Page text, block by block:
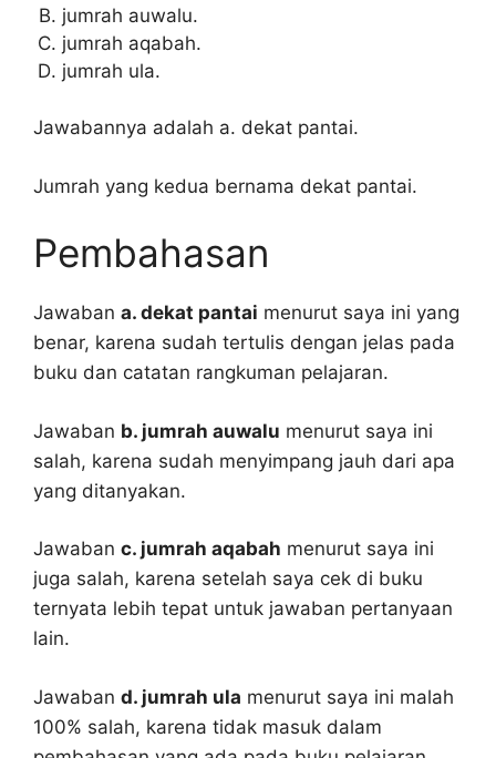
jumrah auwalu.
jumrah aqabah.
jumrah ula.
Jawabannya adalah a. dekat pantai.
Jumrah yang kedua bernama dekat pantai.
Pembahasan
Jawaban a. dekat pantai menurut saya ini yang
benar, karena sudah tertulis dengan jelas pada
buku dan catatan rangkuman pelajaran.
Jawaban b. jumrah auwalu menurut saya ini
salah, karena sudah menyimpang jauh dari apa
yang ditanyakan.
Jawaban c. jumrah aqabah menurut saya ini
juga salah, karena setelah saya cek di buku
ternyata lebih tepat untuk jawaban pertanyaan
lain.
Jawaban d. jumrah ula menurut saya ini malah
100% salah, karena tidak masuk dalam